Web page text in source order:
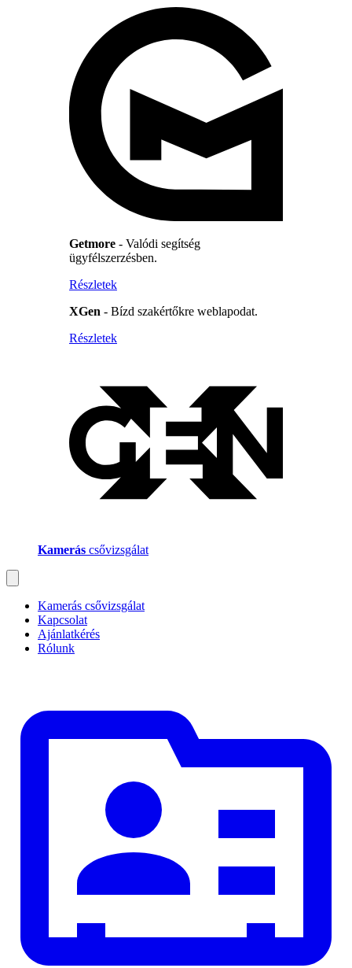
Getmore - Valódi segítség
ügyfélszerzésben.
Részletek
XGen - Bízd szakértőkre weblapodat.
Részletek
Kamerás csővizsgálat
Kamerás csővizsgálat
Kapcsolat
Ajánlatkérés
Rólunk